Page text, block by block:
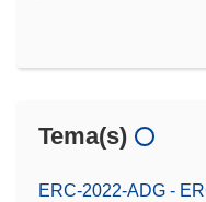
Tema(s)
ERC-2022-ADG -